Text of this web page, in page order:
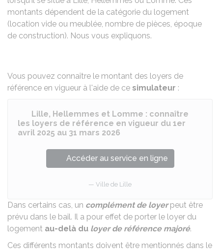
montants dépendent de la catégorie du logement
(location vide ou meublée, nombre de pièces, époque
de construction). Nous vous expliquons.
Vous pouvez connaître le montant des loyers de
référence en vigueur à l'aide de ce simulateur :
Lille, Hellemmes et Lomme : connaître
les loyers de référence en vigueur du 1er
avril 2025 au 31 mars 2026
Accéder au service en ligne
Ville de Lille
Dans certains cas, un complément de loyerpeut être
prévu dans le bail. Il a pour effet de porter le loyer du
logement au-delà du loyer de référence majoré.
Ces différents montants doivent être mentionnés dans le